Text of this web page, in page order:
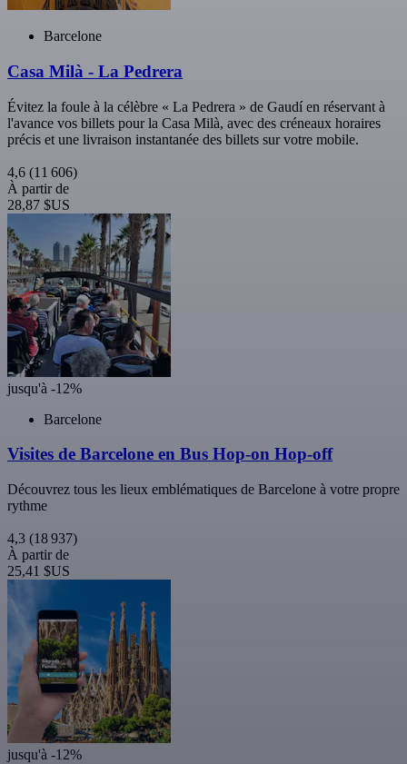
Barcelone
Casa Milà - La Pedrera
Évitez la foule à la célèbre « La Pedrera » de Gaudí en réservant à
l'avance vos billets pour la Casa Milà, avec des créneaux horaires
précis et une livraison instantanée des billets sur votre mobile.
4,6 (11 606)
À partir de
28,87 $US
jusqu'à -12%
Barcelone
Visites de Barcelone en Bus Hop-on Hop-off
Découvrez tous les lieux emblématiques de Barcelone à votre propre
rythme
4,3 (18 937)
À partir de
25,41 $US
jusqu'à -12%